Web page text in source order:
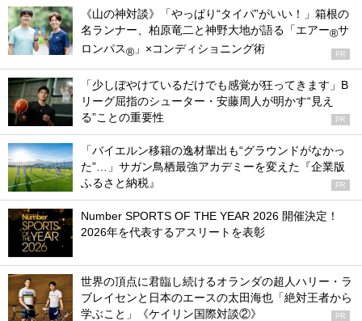
《山の神対談》「やっぱり“タイパ”がいい！」箱根の
名ランナー、柏原竜二と神野大地が語る「エアー®サ
ロンパス® 」×コンディショニング術 PR
「少しぼやけているだけでも感覚が狂ってきます」B
リーグ屈指のシューター・安藤周人が明かす“見え
る”ことの重要性
PR
「バイエルン移籍の逸材輩出も“グラウンドがなかっ
た”…」サガン鳥栖最強アカデミーを変えた『企業版
ふるさと納税』
PR
Number SPORTS OF THE YEAR 2026 開催決定！
2026年を代表するアスリートを表彰
世界の頂点に君臨し続けるオランダの超人ハリー・ラ
ブレイセンと日本のエースの太田海也「絶対王者から
学ぶこと」《ケイリン国際対談②》
PR